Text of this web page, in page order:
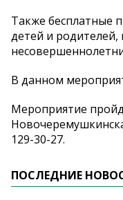
Также бесплатные
детей и
В данном
Мероприятие
129-30-27.
ПОСЛЕДНИЕ